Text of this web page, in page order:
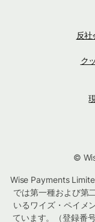
反
ク
©
Wise Payments
では第一種および第
いるワイズ・ペイメ
ています。（登録番号